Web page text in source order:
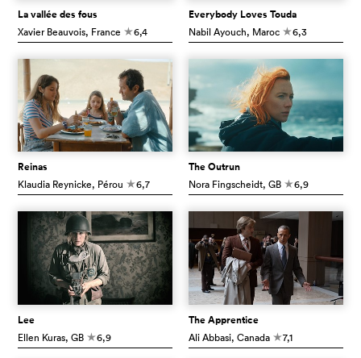
La vallée des fous
Xavier Beauvois, France c6,4
Everybody Loves Touda
Nabil Ayouch, Maroc c6,3
Reinas
Klaudia Reynicke, Pérou c6,7
The Outrun
Nora Fingscheidt, GB c6,9
Lee
Ellen Kuras, GB c6,9
The Apprentice
Ali Abbasi, Canada c7,1